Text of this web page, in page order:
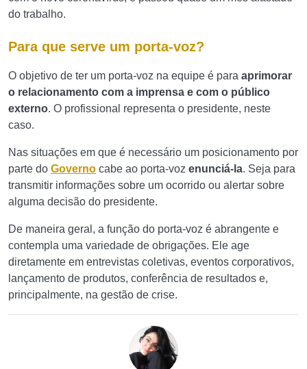
do trabalho.
Para que serve um porta-voz?
O objetivo de ter um porta-voz na equipe é para aprimorar
o relacionamento com a imprensa e com o público
externo. O profissional representa o presidente, neste
caso.
Nas situações em que é necessário um posicionamento por
parte do Governo cabe ao porta-voz enunciá-la. Seja para
transmitir informações sobre um ocorrido ou alertar sobre
alguma decisão do presidente.
De maneira geral, a função do porta-voz é abrangente e
contempla uma variedade de obrigações. Ele age
diretamente em entrevistas coletivas, eventos corporativos,
lançamento de produtos, conferência de resultados e,
principalmente, na gestão de crise.